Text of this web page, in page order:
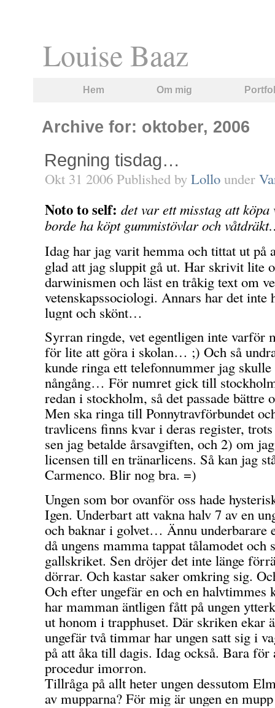
Louise Baaz
Hem Om mig
Archive for: oktober, 2006
Regning tisdag…
Okt 31 2006 Published by Lollo under
Noto to self: det var ett misstag att
borde ha köpt gummistövlar och
Idag har jag varit hemma och tittat ut på
glad att jag sluppit gå ut. Har skrivit lite
darwinismen och läst en tråkig text om
vetenskapssociologi. Annars har det inte
lugnt och skönt…
Syrran ringde, vet egentligen inte varför
för lite att göra i skolan… ;) Och så
kunde ringa ett telefonnummer jag skulle
nångång… För numret gick till
redan i stockholm, så det passade
Men ska ringa till Ponnytravförbundet
travlicens finns kvar i deras register,
sen jag betalde årsavgiften, och 2) om
licensen till en tränarlicens. Så kan jag
Carmenco. Blir nog bra. =)
Ungen som bor ovanför oss hade
Igen. Underbart att vakna halv 7 av en
och baknar i golvet… Ännu underbarare
då ungens mamma tappat tålamodet och
gallskriket. Sen dröjer det inte länge
dörrar. Och kastar saker omkring sig.
Och efter ungefär en och en halvtimmes
har mamman äntligen fått på ungen
ut honom i trapphuset. Där skriken ekar
ungefär två timmar har ungen satt sig i
på att åka till dagis. Idag också. Bara för
procedur imorron.
Tillråga på allt heter ungen dessutom
av mupparna? För mig är ungen en